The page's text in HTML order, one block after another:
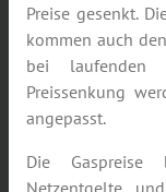
Preise gesenkt.
kommen auch
bei laufenden
Preissenkung
angepasst.
Die
Netzentgelte